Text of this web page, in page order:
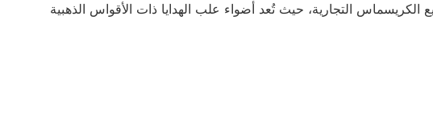
التجارية، حيث تُعد أضواء علب الهدايا ذات الأقواس الذهبية